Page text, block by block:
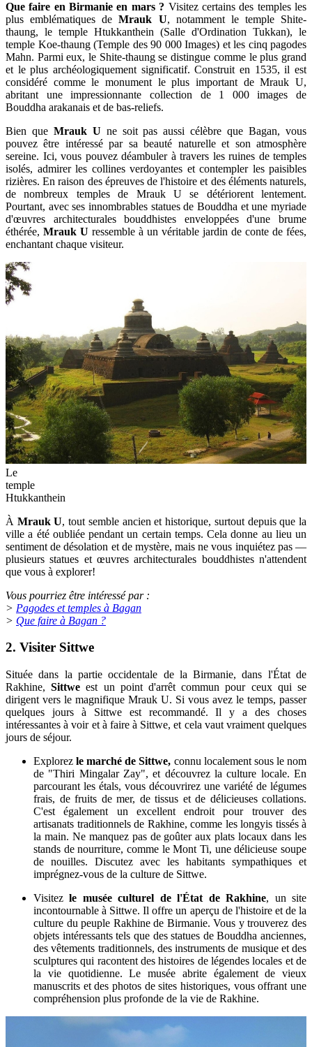
Que faire en Birmanie en mars ? Visitez certains des temples les
plus emblématiques deMrauk U, notamment le temple Shite-
thaung, le temple Htukkanthein (Salle d'Ordination Tukkan), le
temple Koe-thaung (Temple des 90 000 Images) et les cinq pagodes
Mahn. Parmi eux, le Shite-thaung se distingue comme le plus grand
et le plus archéologiquement significatif. Construit en 1535, il est
considéré comme le monument le plus important de Mrauk U,
abritant une impressionnante collection de 1 000 images de
Bouddha arakanais et de bas-reliefs.
Bien que Mrauk U ne soit pas aussi célèbre que Bagan, vous
pouvez être intéressé par sa beauté naturelle et son atmosphère
sereine. Ici, vous pouvez déambuler à travers les ruines de temples
isolés, admirer les collines verdoyantes et contempler les paisibles
rizières. En raison des épreuves de l'histoire et des éléments naturels,
de nombreux temples de Mrauk U se détériorent lentement.
Pourtant, avec ses innombrables statues de Bouddha et une myriade
d'œuvres architecturales bouddhistes enveloppées d'une brume
éthérée, Mrauk U ressemble à un véritable jardin de conte de fées,
enchantant chaque visiteur.
Le
temple
Htukkanthein
À Mrauk U, tout semble ancien et historique, surtout depuis que la
ville a été oubliée pendant un certain temps. Cela donne au lieu un
sentiment de désolation et de mystère, mais ne vous inquiétez pas —
plusieurs statues et œuvres architecturales bouddhistes n'attendent
que vous à explorer!
Vous pourriez être intéressé par :
> Pagodes et temples à Bagan
> Que faire à Bagan ?
2. Visiter Sittwe
Située dans la partie occidentale de la Birmanie, dans l'État de
Rakhine,Sittwe est un point d'arrêt commun pour ceux qui se
dirigent vers le magnifique Mrauk U. Si vous avez le temps, passer
quelques jours à Sittwe est recommandé. Il y a des choses
intéressantes à voir et à faire à Sittwe, et cela vaut vraiment quelques
jours de séjour.
Explorez le marché de Sittwe, connu localement sous le nom
de "Thiri Mingalar Zay", et découvrez la culture locale. En
parcourant les étals, vous découvrirez une variété de légumes
frais, de fruits de mer, de tissus et de délicieuses collations.
C'est également un excellent endroit pour trouver des
artisanats traditionnels de Rakhine, comme les longyis tissés à
la main. Ne manquez pas de goûter aux plats locaux dans les
stands de nourriture, comme le Mont Ti, une délicieuse soupe
de nouilles. Discutez avec les habitants sympathiques et
imprégnez-vous de la culture de Sittwe.
Visitezle musée culturel de l'État de Rakhine, un site
incontournable à Sittwe. Il offre un aperçu de l'histoire et de la
culture du peuple Rakhine de Birmanie. Vous y trouverez des
objets intéressants tels que des statues de Bouddha anciennes,
des vêtements traditionnels, des instruments de musique et des
sculptures qui racontent des histoires de légendes locales et de
la vie quotidienne. Le musée abrite également de vieux
manuscrits et des photos de sites historiques, vous offrant une
compréhension plus profonde de la vie de Rakhine.